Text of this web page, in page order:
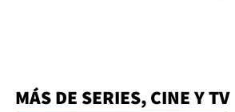
MÁS DE SERIES, CINE Y TV